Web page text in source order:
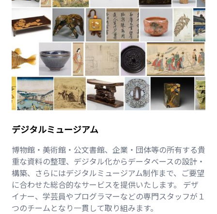
デジタルミュージアム
博物館・美術館・公文書館、企業・団体等の所有する貴
重な資料の整理、デジタル化からデータベースの設計・
構築、さらにはデジタルミュージアム制作まで、ご要望
に合わせた総合的なサービスを提供いたします。 デザ
イナー、学芸員やプログラマーなどの専門スタッフが１
つのチームとなり一貫して取り組みます。